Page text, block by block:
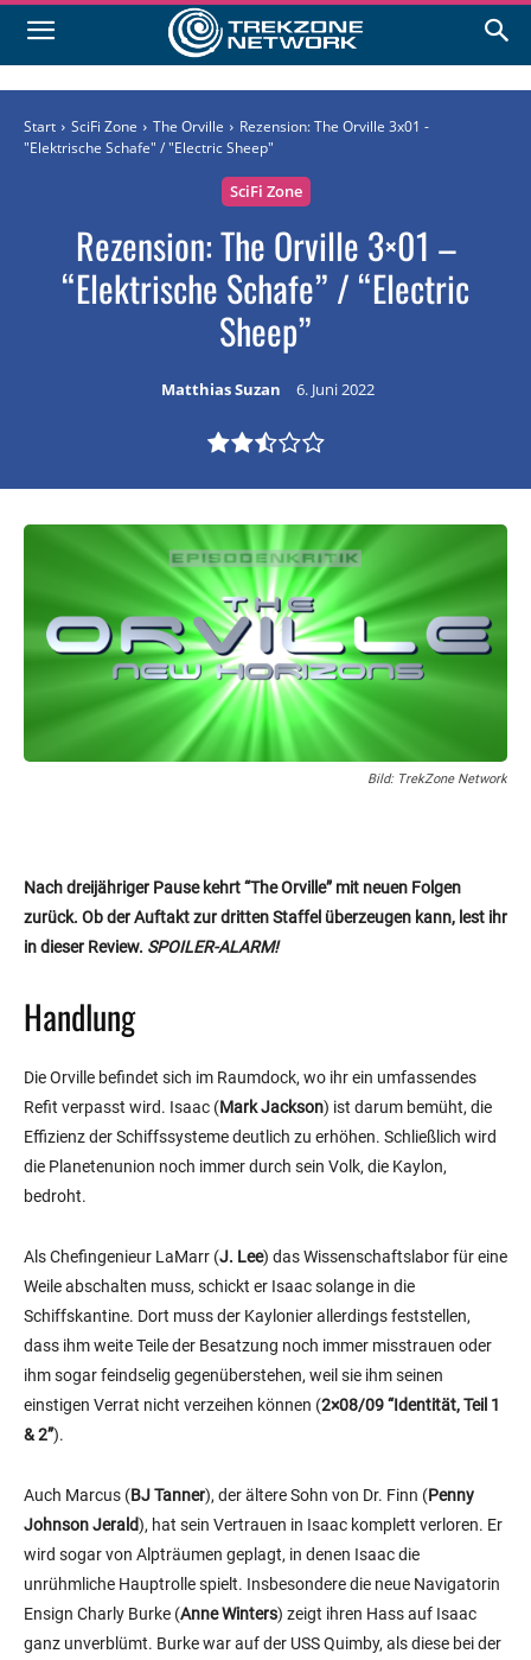
Start SciFi Zone The Orville
Rezension: The Orville 3x01 -
"Elektrische Schafe" / "Electric Sheep"
SciFi Zone
Rezension: The Orville 3×01 –
“Elektrische Schafe” / “Electric
Sheep”
Matthias Suzan 6. Juni 2022
Bild: TrekZone Network
Nach dreijähriger Pause kehrt “The Orville” mit neuen Folgen
zurück. Ob der Auftakt zur dritten Staffel überzeugen kann, lest ihr
in dieser Review. SPOILER-ALARM!
Handlung
Die Orville befindet sich im Raumdock, wo ihr ein umfassendes
Refit verpasst wird. Isaac (Mark Jackson) ist darum bemüht, die
Effizienz der Schiffssysteme deutlich zu erhöhen. Schließlich wird
die Planetenunion noch immer durch sein Volk, die Kaylon,
bedroht.
Als Chefingenieur LaMarr (J. Lee) das Wissenschaftslabor für eine
Weile abschalten muss, schickt er Isaac solange in die
Schiffskantine. Dort muss der Kaylonier allerdings feststellen,
dass ihm weite Teile der Besatzung noch immer misstrauen oder
ihm sogar feindselig gegenüberstehen, weil sie ihm seinen
einstigen Verrat nicht verzeihen können (2×08/09 “Identität, Teil 1
& 2”).
Auch Marcus (BJ Tanner), der ältere Sohn von Dr. Finn (Penny
Johnson Jerald), hat sein Vertrauen in Isaac komplett verloren. Er
wird sogar von Alpträumen geplagt, in denen Isaac die
unrühmliche Hauptrolle spielt. Insbesondere die neue Navigatorin
Ensign Charly Burke (Anne Winters) zeigt ihren Hass auf Isaac
ganz unverblümt. Burke war auf der USS Quimby, als diese bei der